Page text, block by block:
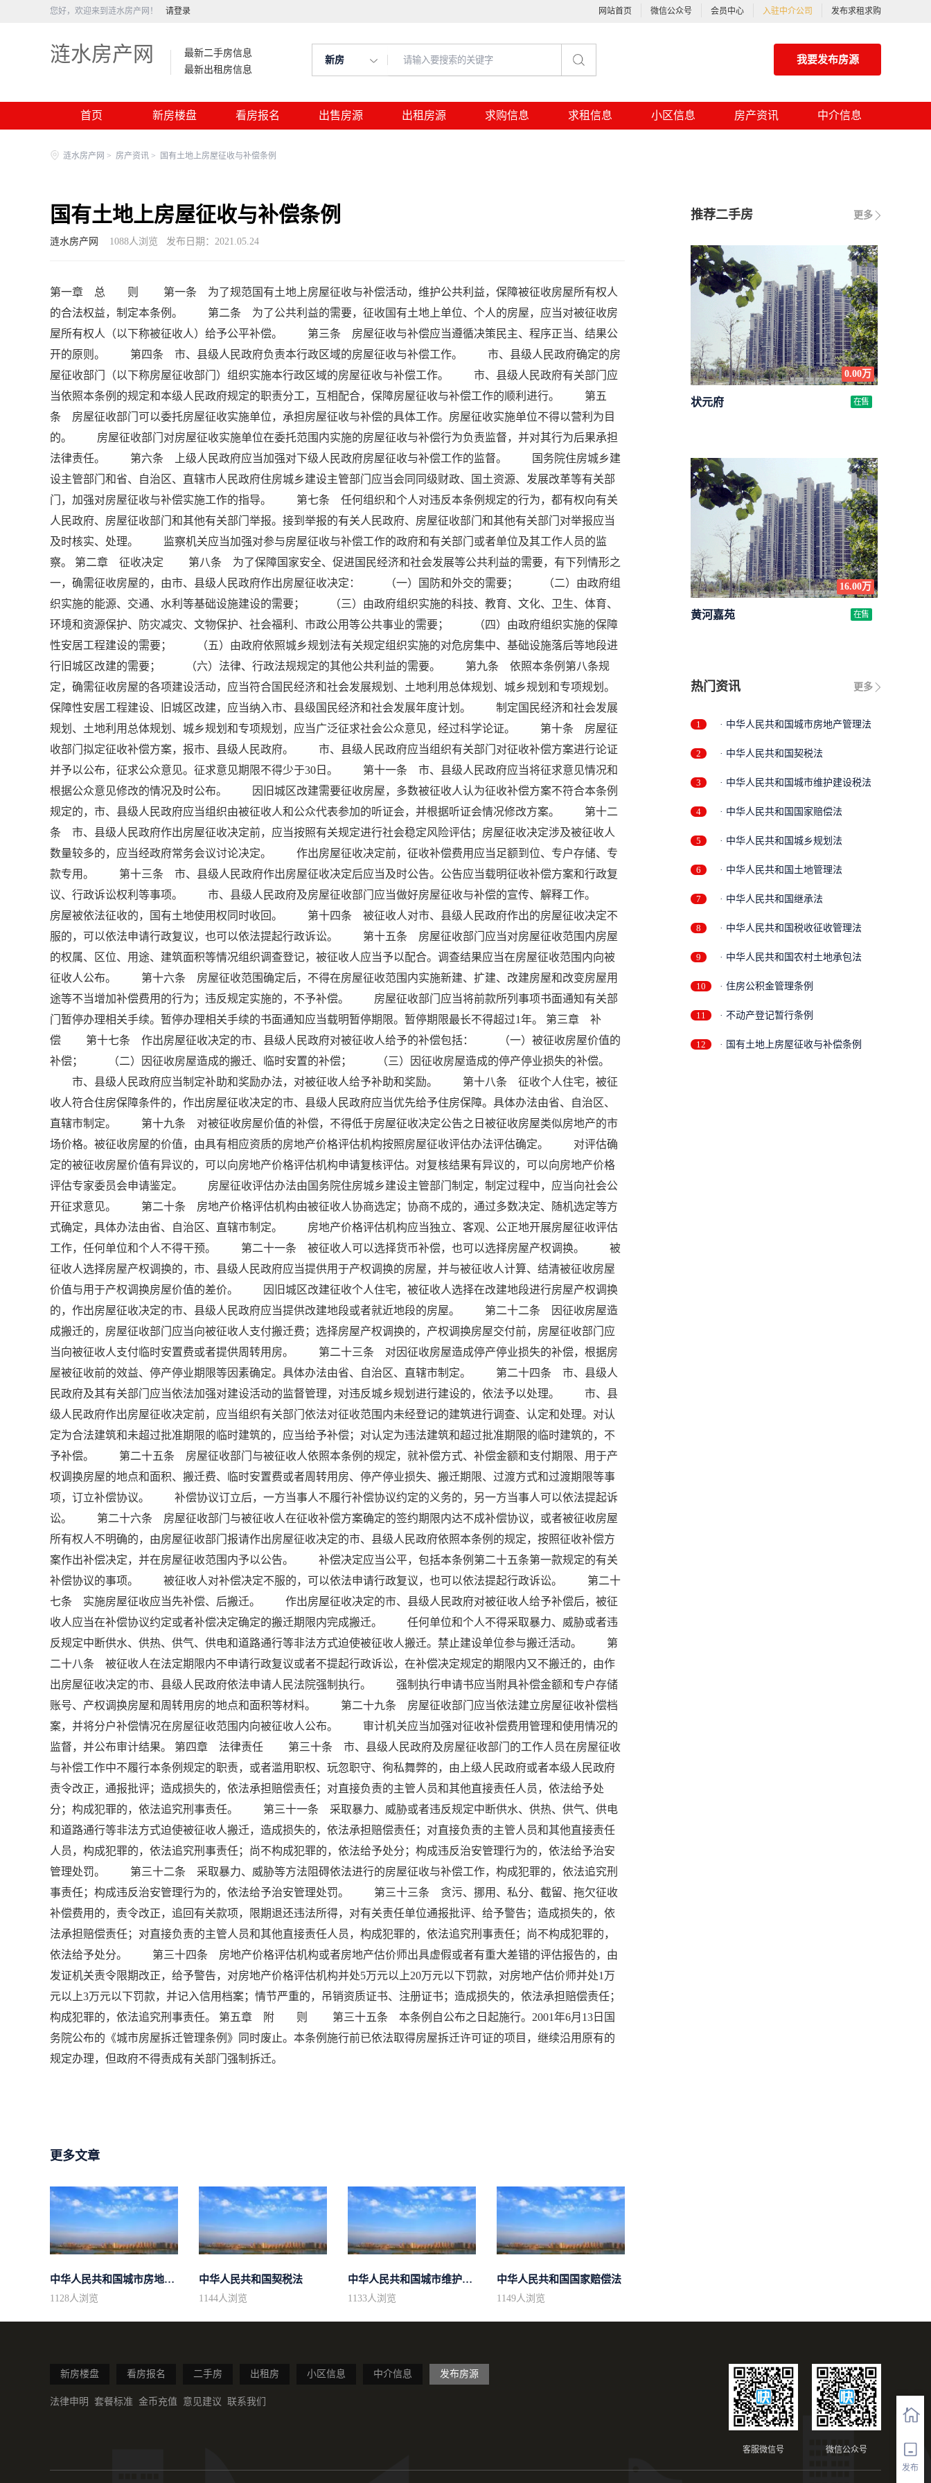
您好，欢迎来到涟水房产网！ 请登录 网站首页 微信公众号 会员中心 入驻中介公司 发布求租求购
涟水房产网
最新二手房信息
最新出租房信息
新房 我要发布房源
首页 新房楼盘 看房报名 出售房源 出租房源 求购信息 求租信息 小区信息 房产资讯 中介信息
发布
涟水房产网 > 房产资讯 > 国有土地上房屋征收与补偿条例
国有土地上房屋征收与补偿条例
涟水房产网 1088人浏览 发布日期：2021.05.24
第一章 总 则 第一条 为了规范国有土地上房屋征收与补偿活动，维护公共利益，保障被征收房屋所有权人
的合法权益，制定本条例。 第二条 为了公共利益的需要，征收国有土地上单位、个人的房屋，应当对被征收房
屋所有权人（以下称被征收人）给予公平补偿。 第三条 房屋征收与补偿应当遵循决策民主、程序正当、结果公
开的原则。 第四条 市、县级人民政府负责本行政区域的房屋征收与补偿工作。 市、县级人民政府确定的房
屋征收部门（以下称房屋征收部门）组织实施本行政区域的房屋征收与补偿工作。 市、县级人民政府有关部门应
当依照本条例的规定和本级人民政府规定的职责分工，互相配合，保障房屋征收与补偿工作的顺利进行。 第五
条 房屋征收部门可以委托房屋征收实施单位，承担房屋征收与补偿的具体工作。房屋征收实施单位不得以营利为目
的。 房屋征收部门对房屋征收实施单位在委托范围内实施的房屋征收与补偿行为负责监督，并对其行为后果承担
法律责任。 第六条 上级人民政府应当加强对下级人民政府房屋征收与补偿工作的监督。 国务院住房城乡建
设主管部门和省、自治区、直辖市人民政府住房城乡建设主管部门应当会同同级财政、国土资源、发展改革等有关部
门，加强对房屋征收与补偿实施工作的指导。 第七条 任何组织和个人对违反本条例规定的行为，都有权向有关
人民政府、房屋征收部门和其他有关部门举报。接到举报的有关人民政府、房屋征收部门和其他有关部门对举报应当
及时核实、处理。 监察机关应当加强对参与房屋征收与补偿工作的政府和有关部门或者单位及其工作人员的监
察。 第二章 征收决定 第八条 为了保障国家安全、促进国民经济和社会发展等公共利益的需要，有下列情形之
一，确需征收房屋的，由市、县级人民政府作出房屋征收决定： （一）国防和外交的需要； （二）由政府组
织实施的能源、交通、水利等基础设施建设的需要； （三）由政府组织实施的科技、教育、文化、卫生、体育、
环境和资源保护、防灾减灾、文物保护、社会福利、市政公用等公共事业的需要； （四）由政府组织实施的保障
性安居工程建设的需要； （五）由政府依照城乡规划法有关规定组织实施的对危房集中、基础设施落后等地段进
行旧城区改建的需要； （六）法律、行政法规规定的其他公共利益的需要。 第九条 依照本条例第八条规
定，确需征收房屋的各项建设活动，应当符合国民经济和社会发展规划、土地利用总体规划、城乡规划和专项规划。
保障性安居工程建设、旧城区改建，应当纳入市、县级国民经济和社会发展年度计划。 制定国民经济和社会发展
规划、土地利用总体规划、城乡规划和专项规划，应当广泛征求社会公众意见，经过科学论证。 第十条 房屋征
收部门拟定征收补偿方案，报市、县级人民政府。 市、县级人民政府应当组织有关部门对征收补偿方案进行论证
并予以公布，征求公众意见。征求意见期限不得少于30日。 第十一条 市、县级人民政府应当将征求意见情况和
根据公众意见修改的情况及时公布。 因旧城区改建需要征收房屋，多数被征收人认为征收补偿方案不符合本条例
规定的，市、县级人民政府应当组织由被征收人和公众代表参加的听证会，并根据听证会情况修改方案。 第十二
条 市、县级人民政府作出房屋征收决定前，应当按照有关规定进行社会稳定风险评估；房屋征收决定涉及被征收人
数量较多的，应当经政府常务会议讨论决定。 作出房屋征收决定前，征收补偿费用应当足额到位、专户存储、专
款专用。 第十三条 市、县级人民政府作出房屋征收决定后应当及时公告。公告应当载明征收补偿方案和行政复
议、行政诉讼权利等事项。 市、县级人民政府及房屋征收部门应当做好房屋征收与补偿的宣传、解释工作。
房屋被依法征收的，国有土地使用权同时收回。 第十四条 被征收人对市、县级人民政府作出的房屋征收决定不
服的，可以依法申请行政复议，也可以依法提起行政诉讼。 第十五条 房屋征收部门应当对房屋征收范围内房屋
的权属、区位、用途、建筑面积等情况组织调查登记，被征收人应当予以配合。调查结果应当在房屋征收范围内向被
征收人公布。 第十六条 房屋征收范围确定后，不得在房屋征收范围内实施新建、扩建、改建房屋和改变房屋用
途等不当增加补偿费用的行为；违反规定实施的，不予补偿。 房屋征收部门应当将前款所列事项书面通知有关部
门暂停办理相关手续。暂停办理相关手续的书面通知应当载明暂停期限。暂停期限最长不得超过1年。 第三章 补
偿 第十七条 作出房屋征收决定的市、县级人民政府对被征收人给予的补偿包括： （一）被征收房屋价值的
补偿； （二）因征收房屋造成的搬迁、临时安置的补偿； （三）因征收房屋造成的停产停业损失的补偿。
市、县级人民政府应当制定补助和奖励办法，对被征收人给予补助和奖励。 第十八条 征收个人住宅，被征
收人符合住房保障条件的，作出房屋征收决定的市、县级人民政府应当优先给予住房保障。具体办法由省、自治区、
直辖市制定。 第十九条 对被征收房屋价值的补偿，不得低于房屋征收决定公告之日被征收房屋类似房地产的市
场价格。被征收房屋的价值，由具有相应资质的房地产价格评估机构按照房屋征收评估办法评估确定。 对评估确
定的被征收房屋价值有异议的，可以向房地产价格评估机构申请复核评估。对复核结果有异议的，可以向房地产价格
评估专家委员会申请鉴定。 房屋征收评估办法由国务院住房城乡建设主管部门制定，制定过程中，应当向社会公
开征求意见。 第二十条 房地产价格评估机构由被征收人协商选定；协商不成的，通过多数决定、随机选定等方
式确定，具体办法由省、自治区、直辖市制定。 房地产价格评估机构应当独立、客观、公正地开展房屋征收评估
工作，任何单位和个人不得干预。 第二十一条 被征收人可以选择货币补偿，也可以选择房屋产权调换。 被
征收人选择房屋产权调换的，市、县级人民政府应当提供用于产权调换的房屋，并与被征收人计算、结清被征收房屋
价值与用于产权调换房屋价值的差价。 因旧城区改建征收个人住宅，被征收人选择在改建地段进行房屋产权调换
的，作出房屋征收决定的市、县级人民政府应当提供改建地段或者就近地段的房屋。 第二十二条 因征收房屋造
成搬迁的，房屋征收部门应当向被征收人支付搬迁费；选择房屋产权调换的，产权调换房屋交付前，房屋征收部门应
当向被征收人支付临时安置费或者提供周转用房。 第二十三条 对因征收房屋造成停产停业损失的补偿，根据房
屋被征收前的效益、停产停业期限等因素确定。具体办法由省、自治区、直辖市制定。 第二十四条 市、县级人
民政府及其有关部门应当依法加强对建设活动的监督管理，对违反城乡规划进行建设的，依法予以处理。 市、县
级人民政府作出房屋征收决定前，应当组织有关部门依法对征收范围内未经登记的建筑进行调查、认定和处理。对认
定为合法建筑和未超过批准期限的临时建筑的，应当给予补偿；对认定为违法建筑和超过批准期限的临时建筑的，不
予补偿。 第二十五条 房屋征收部门与被征收人依照本条例的规定，就补偿方式、补偿金额和支付期限、用于产
权调换房屋的地点和面积、搬迁费、临时安置费或者周转用房、停产停业损失、搬迁期限、过渡方式和过渡期限等事
项，订立补偿协议。 补偿协议订立后，一方当事人不履行补偿协议约定的义务的，另一方当事人可以依法提起诉
讼。 第二十六条 房屋征收部门与被征收人在征收补偿方案确定的签约期限内达不成补偿协议，或者被征收房屋
所有权人不明确的，由房屋征收部门报请作出房屋征收决定的市、县级人民政府依照本条例的规定，按照征收补偿方
案作出补偿决定，并在房屋征收范围内予以公告。 补偿决定应当公平，包括本条例第二十五条第一款规定的有关
补偿协议的事项。 被征收人对补偿决定不服的，可以依法申请行政复议，也可以依法提起行政诉讼。 第二十
七条 实施房屋征收应当先补偿、后搬迁。 作出房屋征收决定的市、县级人民政府对被征收人给予补偿后，被征
收人应当在补偿协议约定或者补偿决定确定的搬迁期限内完成搬迁。 任何单位和个人不得采取暴力、威胁或者违
反规定中断供水、供热、供气、供电和道路通行等非法方式迫使被征收人搬迁。禁止建设单位参与搬迁活动。 第
二十八条 被征收人在法定期限内不申请行政复议或者不提起行政诉讼，在补偿决定规定的期限内又不搬迁的，由作
出房屋征收决定的市、县级人民政府依法申请人民法院强制执行。 强制执行申请书应当附具补偿金额和专户存储
账号、产权调换房屋和周转用房的地点和面积等材料。 第二十九条 房屋征收部门应当依法建立房屋征收补偿档
案，并将分户补偿情况在房屋征收范围内向被征收人公布。 审计机关应当加强对征收补偿费用管理和使用情况的
监督，并公布审计结果。 第四章 法律责任 第三十条 市、县级人民政府及房屋征收部门的工作人员在房屋征收
与补偿工作中不履行本条例规定的职责，或者滥用职权、玩忽职守、徇私舞弊的，由上级人民政府或者本级人民政府
责令改正，通报批评；造成损失的，依法承担赔偿责任；对直接负责的主管人员和其他直接责任人员，依法给予处
分；构成犯罪的，依法追究刑事责任。 第三十一条 采取暴力、威胁或者违反规定中断供水、供热、供气、供电
和道路通行等非法方式迫使被征收人搬迁，造成损失的，依法承担赔偿责任；对直接负责的主管人员和其他直接责任
人员，构成犯罪的，依法追究刑事责任；尚不构成犯罪的，依法给予处分；构成违反治安管理行为的，依法给予治安
管理处罚。 第三十二条 采取暴力、威胁等方法阻碍依法进行的房屋征收与补偿工作，构成犯罪的，依法追究刑
事责任；构成违反治安管理行为的，依法给予治安管理处罚。 第三十三条 贪污、挪用、私分、截留、拖欠征收
补偿费用的，责令改正，追回有关款项，限期退还违法所得，对有关责任单位通报批评、给予警告；造成损失的，依
法承担赔偿责任；对直接负责的主管人员和其他直接责任人员，构成犯罪的，依法追究刑事责任；尚不构成犯罪的，
依法给予处分。 第三十四条 房地产价格评估机构或者房地产估价师出具虚假或者有重大差错的评估报告的，由
发证机关责令限期改正，给予警告，对房地产价格评估机构并处5万元以上20万元以下罚款，对房地产估价师并处1万
元以上3万元以下罚款，并记入信用档案；情节严重的，吊销资质证书、注册证书；造成损失的，依法承担赔偿责任；
构成犯罪的，依法追究刑事责任。 第五章 附 则 第三十五条 本条例自公布之日起施行。2001年6月13日国
务院公布的《城市房屋拆迁管理条例》同时废止。本条例施行前已依法取得房屋拆迁许可证的项目，继续沿用原有的
规定办理，但政府不得责成有关部门强制拆迁。
更多文章
中华人民共和国城市房地产管理法
1128人浏览
中华人民共和国契税法
1144人浏览
中华人民共和国城市维护建设税法
1133人浏览
中华人民共和国国家赔偿法
1149人浏览
更多
推荐二手房
0.00万
状元府 在售
16.00万
黄河嘉苑 在售
更多
热门资讯
1 · 中华人民共和国城市房地产管理法
2 · 中华人民共和国契税法
3 · 中华人民共和国城市维护建设税法
4 · 中华人民共和国国家赔偿法
5 · 中华人民共和国城乡规划法
6 · 中华人民共和国土地管理法
7 · 中华人民共和国继承法
8 · 中华人民共和国税收征收管理法
9 · 中华人民共和国农村土地承包法
10 · 住房公积金管理条例
11 · 不动产登记暂行条例
12 · 国有土地上房屋征收与补偿条例
新房楼盘 看房报名 二手房 出租房 小区信息 中介信息 发布房源
法律申明 套餐标准 金币充值 意见建议 联系我们
微信公众号
客服微信号